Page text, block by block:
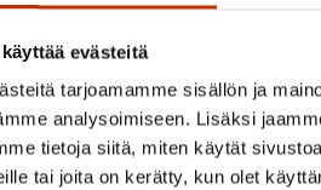
evästeitä
tarjoamamme sisällön ja
analysoimiseen. Lisäksi
tietoja siitä, miten käytät
tai joita on kerätty, kun olet
–